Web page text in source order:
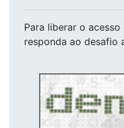
Para liberar o acesso
responda ao desafio